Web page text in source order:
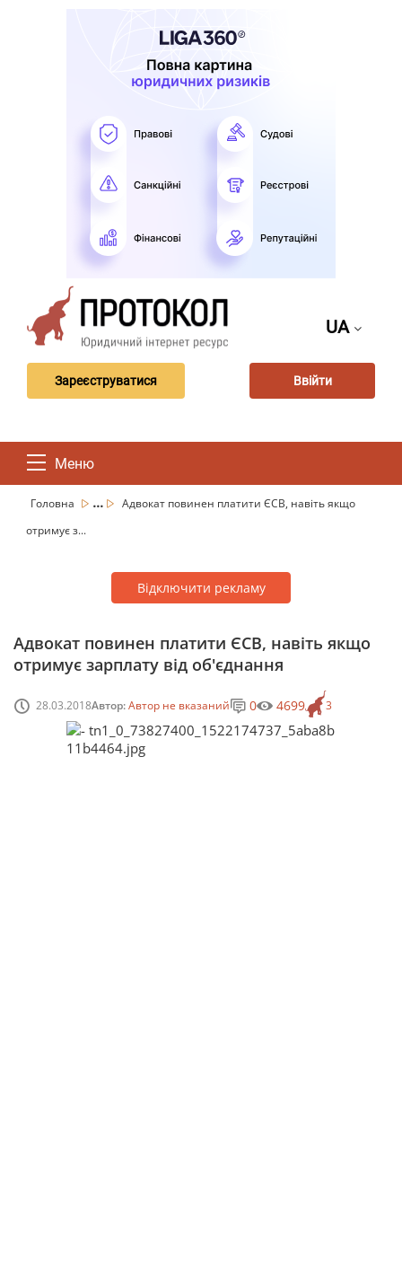
UA
Зареєструватися Ввійти
Меню
Головна ...
Адвокат повинен платити ЄСВ, навіть якщо
отримує з...
Відключити рекламу
Адвокат повинен платити ЄСВ, навіть якщо
отримує зарплату від об'єднання
28.03.2018Автор:Автор не вказаний 3
0 4699